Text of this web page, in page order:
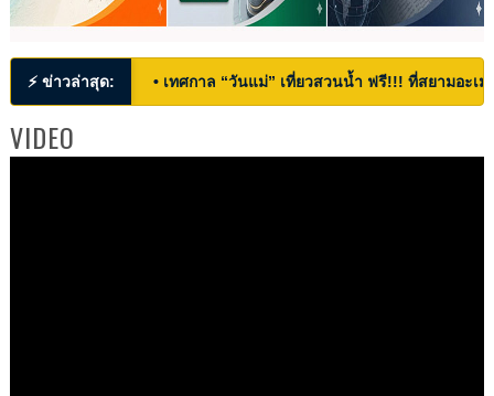
⚡ ข่าวล่าสุด: • เทศกาล “วันแม่” เที่ยวสวนน้ำ ฟรี!!! ที่สยามอะ
VIDEO